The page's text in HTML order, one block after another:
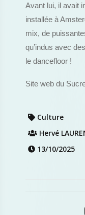
Avant lui, il avait
installée à
mix, de
qu’indus avec
le dancefloor !
Site web du
Culture
Hervé
13/10/2025